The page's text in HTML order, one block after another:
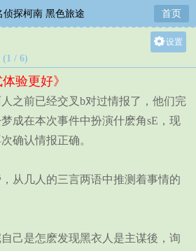
侦探柯南 黑色旅途 首页
设置
中
小
/ 6)
验更好》
前已经交叉b对过情报了，他们完
成在本次事件中扮演什麽角sE，现
确认情报正确。
几人的三言两语中推测着事情的
是怎麽发现黑衣人是主谋後，询